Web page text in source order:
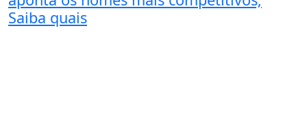
Saiba quais